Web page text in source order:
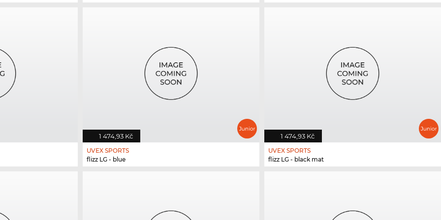
1 474,93 Kč
UVEX SPORTS
flizz LG - blue
1 474,93 Kč
UVEX SPORTS
flizz LG - black mat